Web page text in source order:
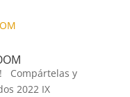
Compártelas y
2022 IX